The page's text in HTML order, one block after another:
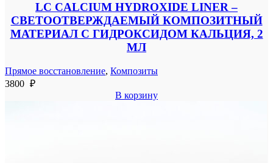
LC CALCIUM HYDROXIDE LINER –
СВЕТООТВЕРЖДАЕМЫЙ КОМПОЗИТНЫЙ
МАТЕРИАЛ С ГИДРОКСИДОМ КАЛЬЦИЯ, 2
МЛ
Прямое восстановление, Композиты
3800 ₽
В корзину